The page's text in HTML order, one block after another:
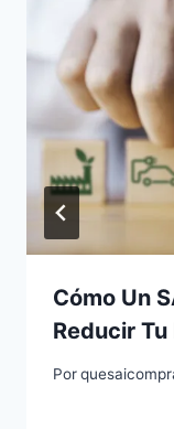
Cómo Un
Reducir
Por